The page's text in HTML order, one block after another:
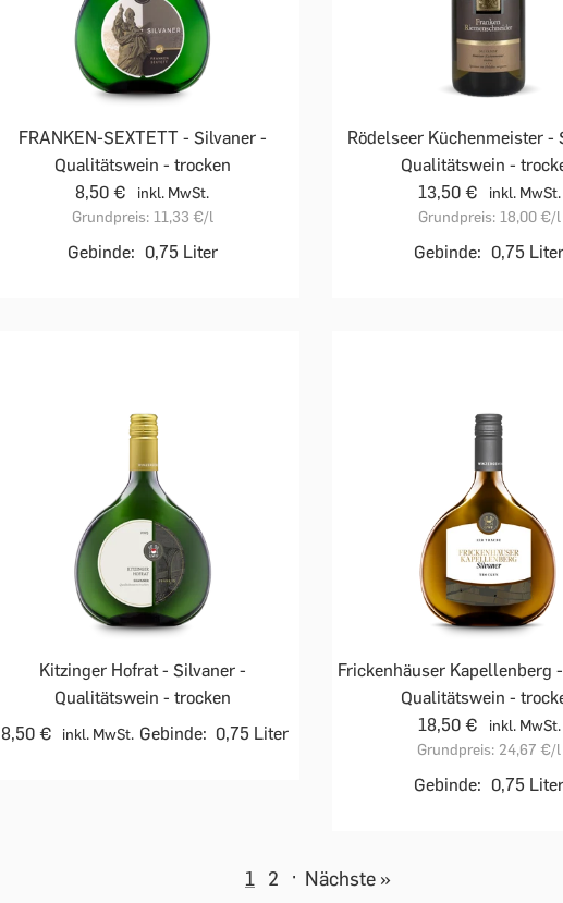
FRANKEN-SEXTETT - Silvaner -
Qualitätswein - trocken
8,50 €
inkl. MwSt.
Grundpreis: 11,33 €/l
Gebinde: 0,75 Liter
Rödelseer Küchenmeister -
Qualitätswein -
13,50 €
inkl. MwSt.
Grundpreis: 18,00 €/l
Gebinde: 0,75 Liter
Kitzinger Hofrat - Silvaner -
Qualitätswein - trocken
8,50 €
inkl. MwSt. Gebinde: 0,75 Liter
Frickenhäuser Kapellenberg
Qualitätswein -
18,50 €
inkl. MwSt.
Grundpreis: 24,67 €/l
Gebinde: 0,75 Liter
1 2 · Nächste »